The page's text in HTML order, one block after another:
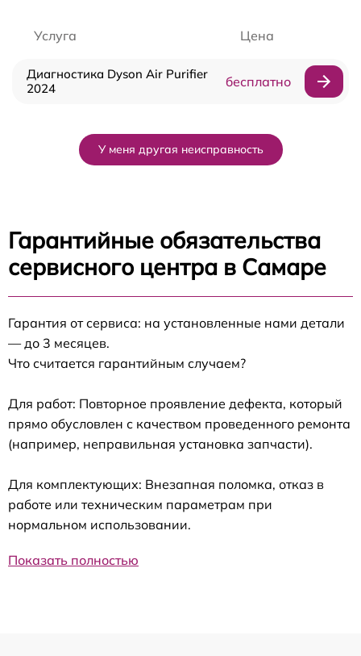
Услуга Цена
Диагностика Dyson Air Purifier
2024
бесплатно
У меня другая неисправность
Гарантийные обязательства
сервисного центра в Самаре
Гарантия от сервиса: на установленные нами детали
— до 3 месяцев.
Что считается гарантийным случаем?
Для работ: Повторное проявление дефекта, который
прямо обусловлен с качеством проведенного ремонта
(например, неправильная установка запчасти).
Для комплектующих: Внезапная поломка, отказ в
работе или техническим параметрам при
нормальном использовании.
Показать полностью